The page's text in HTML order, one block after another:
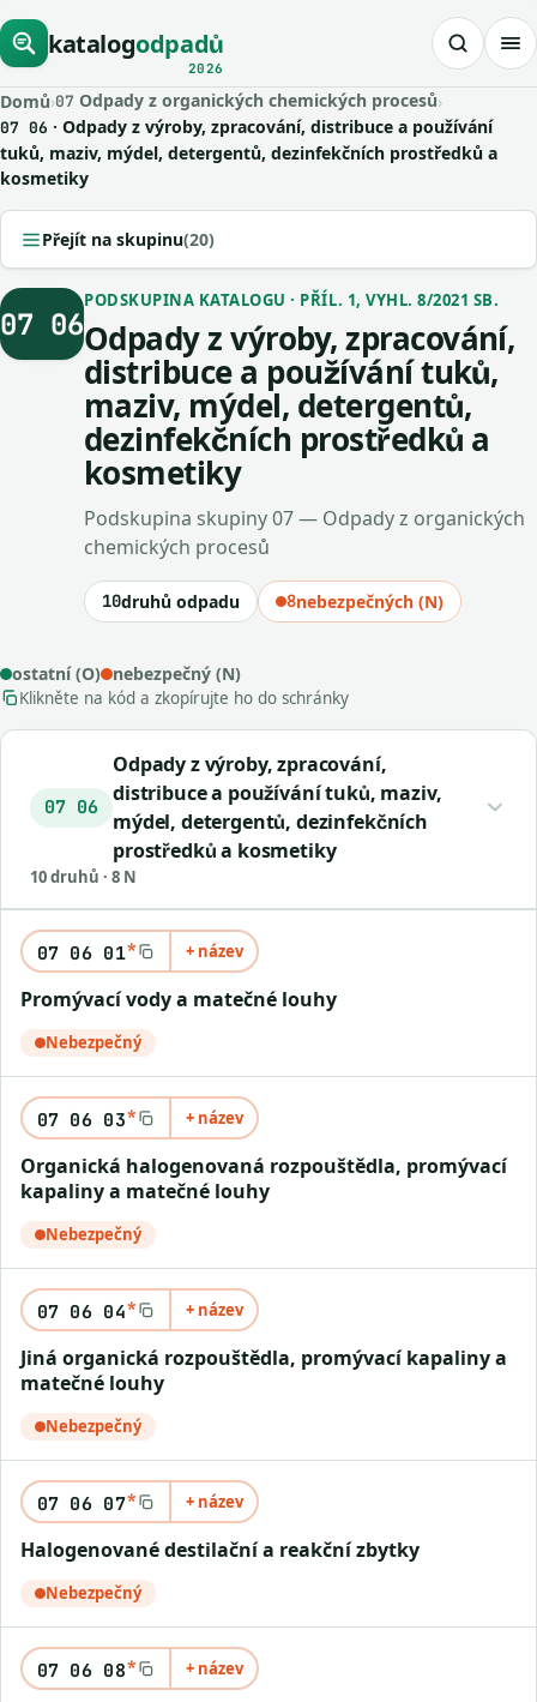
katalogodpadů
2026
Domů›07 Odpady z organických chemických procesů›
07 06 · Odpady z výroby, zpracování, distribuce a používání
tuků, maziv, mýdel, detergentů, dezinfekčních prostředků a
kosmetiky
Přejít na skupinu(20)
07 06
PODSKUPINA KATALOGU · PŘÍL. 1, VYHL. 8/2021 SB.
Odpady z výroby, zpracování,
distribuce a používání tuků,
maziv, mýdel, detergentů,
dezinfekčních prostředků a
kosmetiky
Podskupina skupiny 07 — Odpady z organických
chemických procesů
10druhů odpadu 8nebezpečných (N)
ostatní (O) nebezpečný (N)
Klikněte na kód a zkopírujte ho do schránky
07 06
Odpady z výroby, zpracování,
distribuce a používání tuků, maziv,
mýdel, detergentů, dezinfekčních
prostředků a kosmetiky
10 druhů · 8 N
07 06 01* + název
Promývací vody a matečné louhy
Nebezpečný
07 06 03* + název
Organická halogenovaná rozpouštědla, promývací
kapaliny a matečné louhy
Nebezpečný
07 06 04* + název
Jiná organická rozpouštědla, promývací kapaliny a
matečné louhy
Nebezpečný
07 06 07* + název
Halogenované destilační a reakční zbytky
Nebezpečný
07 06 08* + název